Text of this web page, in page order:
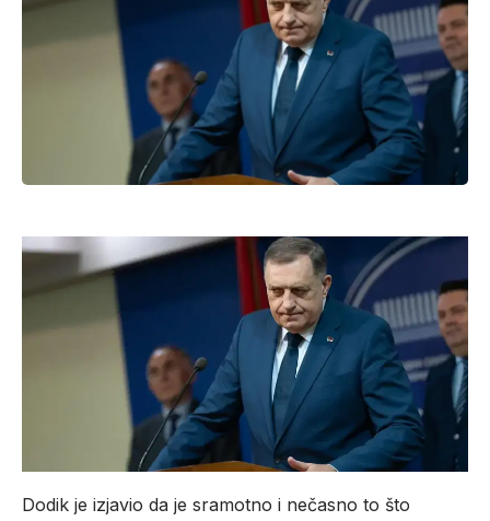
Dodik je izjavio da je sramotno i nečasno to što